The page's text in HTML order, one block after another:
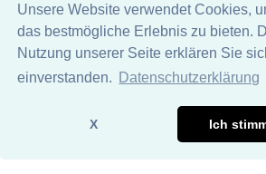
Unsere Website verwendet Cookies,
das bestmögliche Erlebnis zu bieten.
Nutzung unserer Seite erklären Sie
einverstanden.
Datenschutzerklärung
X Ich
Wörter mit Endung -sommerflaute
anderen Artikeldie: 0
96% unserer Spielapp-Nutzer haben
Wir übernehmen keine Garantie und
Richtigkeit und Vollständigkeit dieser